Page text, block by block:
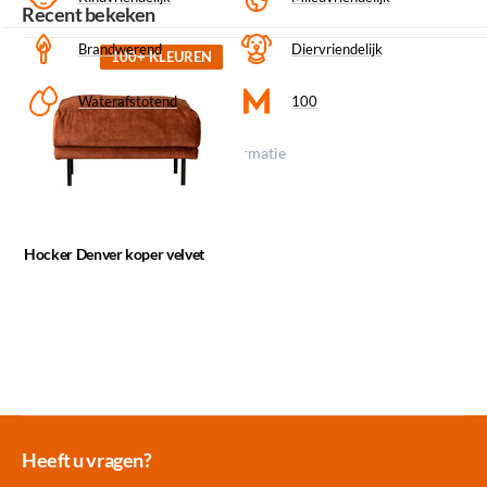
Brandwerend Diervriendelijk
Waterafstotend 100
Klik op een icoon voor meer informatie
Recent bekeken
Hocker Denver koper velvet
100+ KLEUREN
Meer dan 30.000
Heeft u vragen?